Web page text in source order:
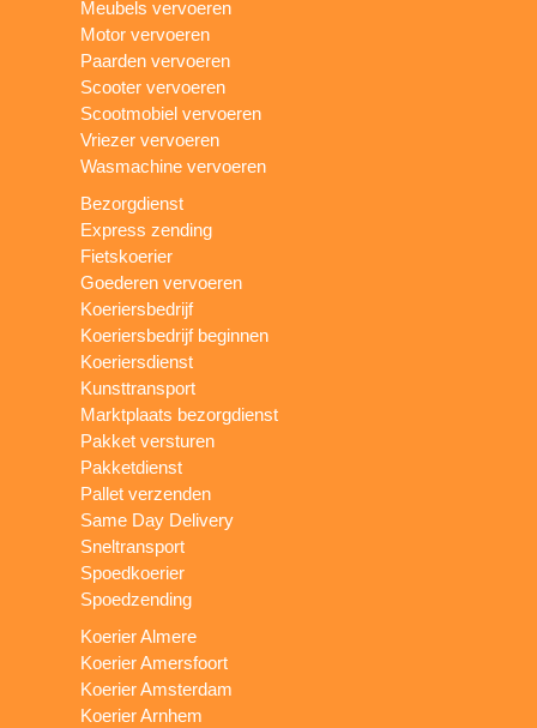
Meubels vervoeren
Motor vervoeren
Paarden vervoeren
Scooter vervoeren
Scootmobiel vervoeren
Vriezer vervoeren
Wasmachine vervoeren
Bezorgdienst
Express zending
Fietskoerier
Goederen vervoeren
Koeriersbedrijf
Koeriersbedrijf beginnen
Koeriersdienst
Kunsttransport
Marktplaats bezorgdienst
Pakket versturen
Pakketdienst
Pallet verzenden
Same Day Delivery
Sneltransport
Spoedkoerier
Spoedzending
Koerier Almere
Koerier Amersfoort
Koerier Amsterdam
Koerier Arnhem